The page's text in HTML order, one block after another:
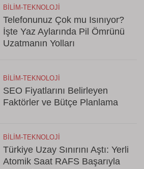
BILIM-TEKNOLOJI
Telefonunuz Çok mu Isınıyor?
İşte Yaz Aylarında Pil Ömrünü
Uzatmanın Yolları
BILIM-TEKNOLOJI
SEO Fiyatlarını Belirleyen
Faktörler ve Bütçe Planlama
BILIM-TEKNOLOJI
Türkiye Uzay Sınırını Aştı: Yerli
Atomik Saat RAFS Başarıyla